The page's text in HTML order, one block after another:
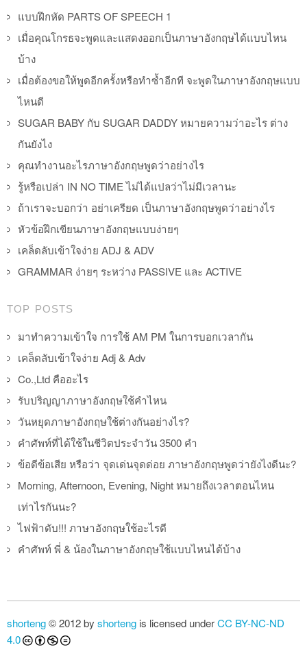
แบบฝึกหัด PARTS OF SPEECH 1
เมื่อคุณโกรธจะพูดและแสดงออกเป็นภาษาอังกฤษได้แบบไหน
บ้าง
เมื่อต้องขอให้พูดอีกครั้งหรือทำซ้ำอีกที จะพูดในภาษาอังกฤษแบบ
ไหนดี
SUGAR BABY กับ SUGAR DADDY หมายความว่าอะไร ต่าง
กันยังไง
คุณทำงานอะไรภาษาอังกฤษพูดว่าอย่างไร
รู้หรือเปล่า IN NO TIME ไม่ได้แปลว่าไม่มีเวลานะ
ถ้าเราจะบอกว่า อย่าเครียด เป็นภาษาอังกฤษพูดว่าอย่างไร
หัวข้อฝึกเขียนภาษาอังกฤษแบบง่ายๆ
เคล็ดลับเข้าใจง่าย ADJ & ADV
GRAMMAR ง่ายๆ ระหว่าง PASSIVE และ ACTIVE
TOP POSTS
มาทำความเข้าใจ การใช้ AM PM ในการบอกเวลากัน
เคล็ดลับเข้าใจง่าย Adj & Adv
Co.,Ltd คืออะไร
รับปริญญาภาษาอังกฤษใช้คำไหน
วันหยุดภาษาอังกฤษใช้ต่างกันอย่างไร?
คำศัพท์ที่ได้ใช้ในชีวิตประจำวัน 3500 คำ
ข้อดีข้อเสีย หรือว่า จุดเด่นจุดด่อย ภาษาอังกฤษพูดว่ายังไงดีนะ?
Morning, Afternoon, Evening, Night หมายถึงเวลาตอนไหน
เท่าไรกันนะ?
ไฟฟ้าดับ!!! ภาษาอังกฤษใช้อะไรดี
คำศัพท์ พี่ & น้องในภาษาอังกฤษใช้แบบไหนได้บ้าง
shorteng© 2012 by shorteng is licensed underCC BY-NC-ND
4.0